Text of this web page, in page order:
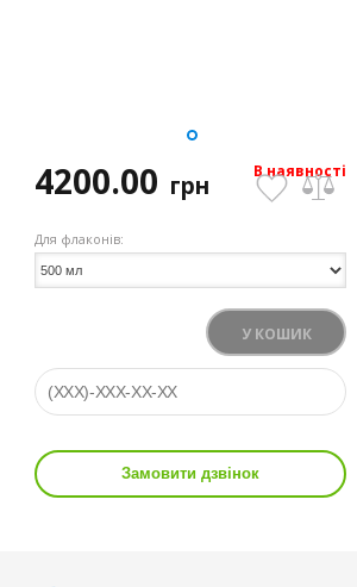
В наявності
4200.00 грн
Для флаконів:
У КОШИК
Замовити дзвінок